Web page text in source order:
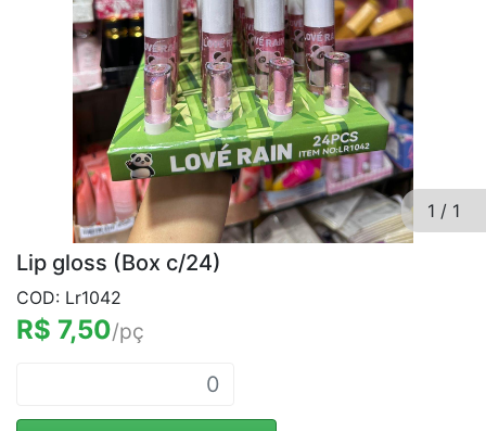
1 / 1
Lip gloss (Box c/24)
COD: Lr1042
R$ 7,50/pç